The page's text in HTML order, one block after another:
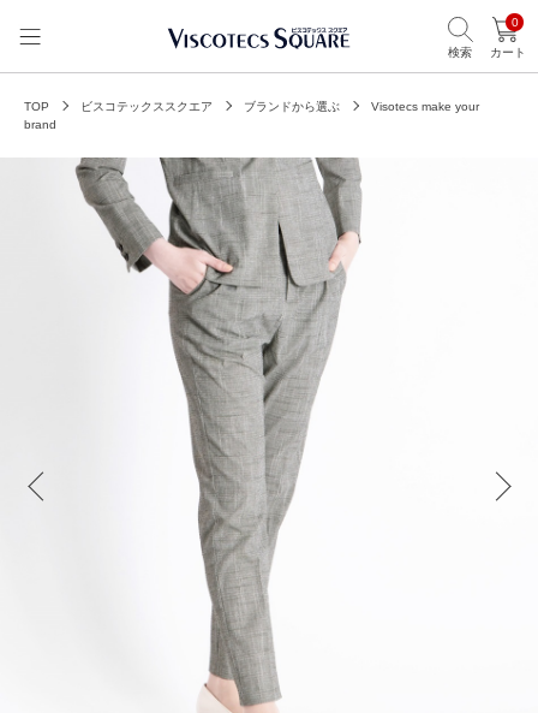
検索
0
カート
TOP ビスコテックススクエア ブランドから選ぶ
Visotecs make your
brand